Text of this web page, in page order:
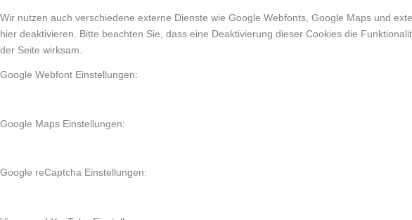
Wir nutzen auch verschiedene externe Dienste wie Google Webfonts, Google Maps und
hier deaktivieren. Bitte beachten Sie, dass eine Deaktivierung dieser Cookies die
der Seite wirksam.
Google Webfont Einstellungen:
Google Maps Einstellungen:
Google reCaptcha Einstellungen: